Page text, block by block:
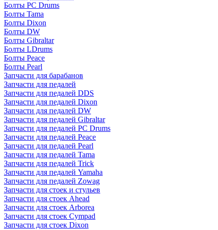
Болты PC Drums
Болты Tama
Болты Dixon
Болты DW
Болты Gibraltar
Болты LDrums
Болты Peace
Болты Pearl
Запчасти для барабанов
Запчасти для педалей
Запчасти для педалей DDS
Запчасти для педалей Dixon
Запчасти для педалей DW
Запчасти для педалей Gibraltar
Запчасти для педалей PC Drums
Запчасти для педалей Peace
Запчасти для педалей Pearl
Запчасти для педалей Tama
Запчасти для педалей Trick
Запчасти для педалей Yamaha
Запчасти для педалей Zowag
Запчасти для стоек и стульев
Запчасти для стоек Ahead
Запчасти для стоек Arborea
Запчасти для стоек Cympad
Запчасти для стоек Dixon